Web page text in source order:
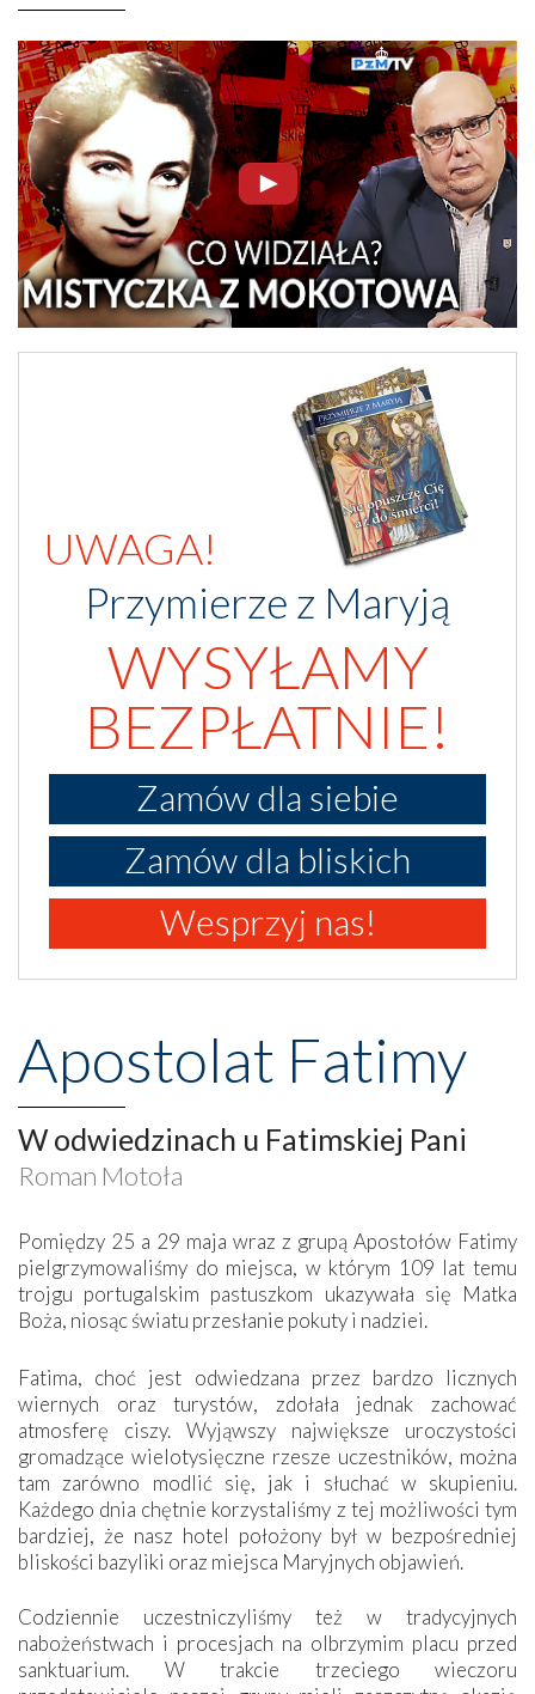
UWAGA!
Przymierze z Maryją
WYSYŁAMY
BEZPŁATNIE!
Zamów dla siebie
Zamów dla bliskich
Wesprzyj nas!
Apostolat Fatimy
W odwiedzinach u Fatimskiej Pani
Roman Motoła
Pomiędzy 25 a 29 maja wraz z grupą Apostołów Fatimy
pielgrzymowaliśmy do miejsca, w którym 109 lat temu
trojgu portugalskim pastuszkom ukazywała się Matka
Boża, niosąc światu przesłanie pokuty i nadziei.
Fatima, choć jest odwiedzana przez bardzo licznych
wiernych oraz turystów, zdołała jednak zachować
atmosferę ciszy. Wyjąwszy największe uroczystości
gromadzące wielotysięczne rzesze uczestników, można
tam zarówno modlić się, jak i słuchać w skupieniu.
Każdego dnia chętnie korzystaliśmy z tej możliwości tym
bardziej, że nasz hotel położony był w bezpośredniej
bliskości bazyliki oraz miejsca Maryjnych objawień.
Codziennie uczestniczyliśmy też w tradycyjnych
nabożeństwach i procesjach na olbrzymim placu przed
sanktuarium. W trakcie trzeciego wieczoru